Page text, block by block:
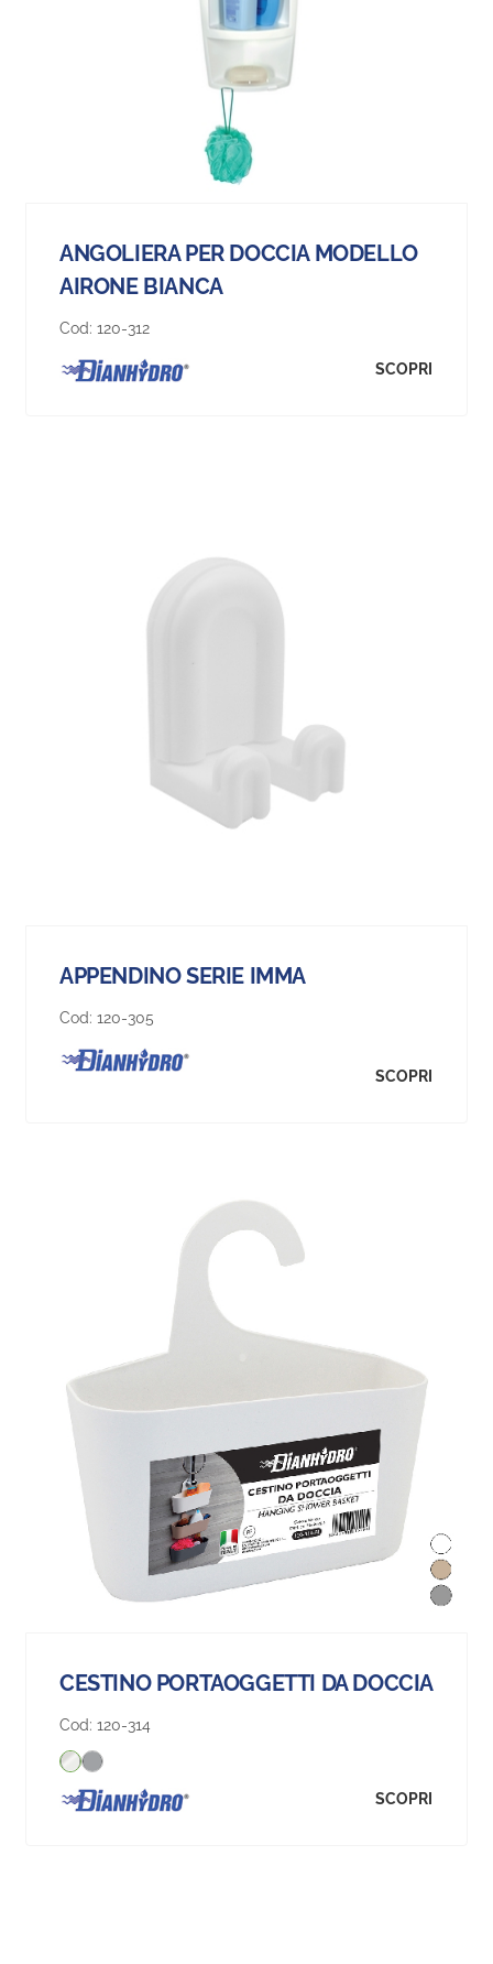
ANGOLIERA PER DOCCIA MODELLO
AIRONE BIANCA
Cod: 120-312
SCOPRI
APPENDINO SERIE IMMA
Cod: 120-305
SCOPRI
CESTINO PORTAOGGETTI DA DOCCIA
Cod: 120-314
SCOPRI